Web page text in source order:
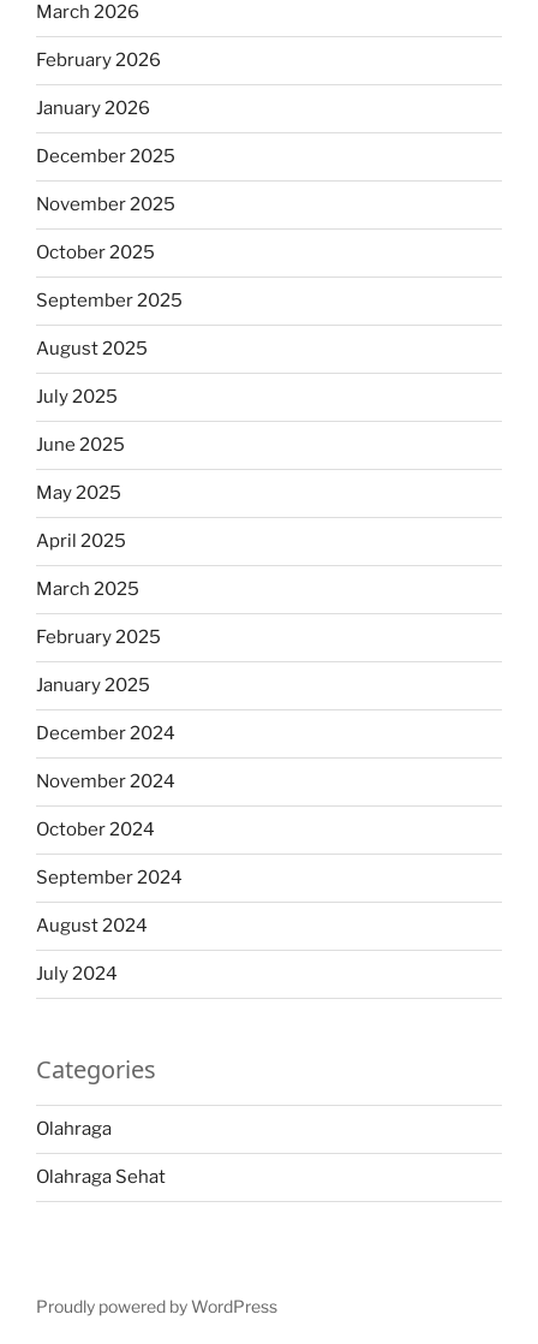
March 2026
February 2026
January 2026
December 2025
November 2025
October 2025
September 2025
August 2025
July 2025
June 2025
May 2025
April 2025
March 2025
February 2025
January 2025
December 2024
November 2024
October 2024
September 2024
August 2024
July 2024
Categories
Olahraga
Olahraga Sehat
Proudly powered by WordPress